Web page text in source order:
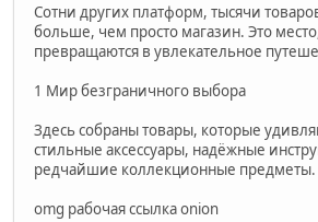
Сотни других платформ, тысячи
больше, чем просто магазин. Это
превращаются в увлекательное
1 Мир безграничного выбора
Здесь собраны товары, которые
стильные аксессуары, надёжные
редчайшие коллекционные предметы.
omg рабочая ссылка onion